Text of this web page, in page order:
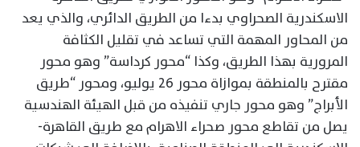
الاسكندرية الصحراوي بدءا من الطريق الدائري، والذي يعد
من المحاور المهمة التي تساعد في تقليل الكثافة
المرورية بهذا الطريق، وكذا “محور كرداسة” وهو محور
مقترح بالمنطقة بموازاة محور 26 يوليو، ومحور “طريق
الأبراج” وهو محور جاري تنفيذه من قبل الهيئة الهندسية
يصل من تقاطع محور صحراء الاهرام مع طريق القاهرة-